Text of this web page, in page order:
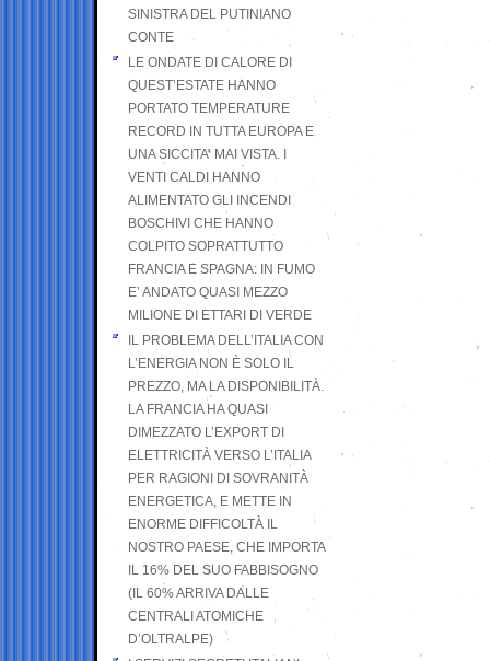
SINISTRA DEL PUTINIANO
CONTE
LE ONDATE DI CALORE DI
QUEST’ESTATE HANNO
PORTATO TEMPERATURE
RECORD IN TUTTA EUROPA E
UNA SICCITA’ MAI VISTA. I
VENTI CALDI HANNO
ALIMENTATO GLI INCENDI
BOSCHIVI CHE HANNO
COLPITO SOPRATTUTTO
FRANCIA E SPAGNA: IN FUMO
E’ ANDATO QUASI MEZZO
MILIONE DI ETTARI DI VERDE
IL PROBLEMA DELL’ITALIA CON
L’ENERGIA NON È SOLO IL
PREZZO, MA LA DISPONIBILITÀ.
LA FRANCIA HA QUASI
DIMEZZATO L’EXPORT DI
ELETTRICITÀ VERSO L’ITALIA
PER RAGIONI DI SOVRANITÀ
ENERGETICA, E METTE IN
ENORME DIFFICOLTÀ IL
NOSTRO PAESE, CHE IMPORTA
IL 16% DEL SUO FABBISOGNO
(IL 60% ARRIVA DALLE
CENTRALI ATOMICHE
D’OLTRALPE)